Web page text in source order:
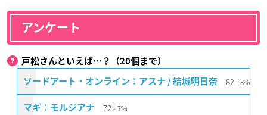
アンケート
戸松さんといえば…？（20個まで）
ソードアート・オンライン：アスナ / 結城明日奈 82 8%
マギ：モルジアナ 72 7%